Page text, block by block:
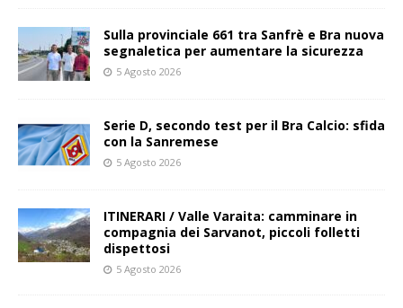
Sulla provinciale 661 tra Sanfrè e Bra nuova
segnaletica per aumentare la sicurezza
5 Agosto 2026
Serie D, secondo test per il Bra Calcio: sfida
con la Sanremese
5 Agosto 2026
ITINERARI / Valle Varaita: camminare in
compagnia dei Sarvanot, piccoli folletti
dispettosi
5 Agosto 2026